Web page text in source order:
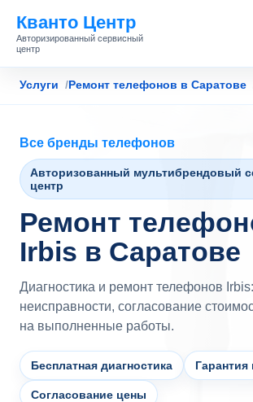
Кванто Центр
Авторизированный сервисный
центр
Услуги Ремонт телефонов в Саратове
Все бренды телефонов
Авторизованный мультибрендовый
центр
Ремонт
Irbis в Саратове
Диагностика и ремонт телефонов
неисправности, согласование
на выполненные работы.
Бесплатная диагностика
Согласование цены